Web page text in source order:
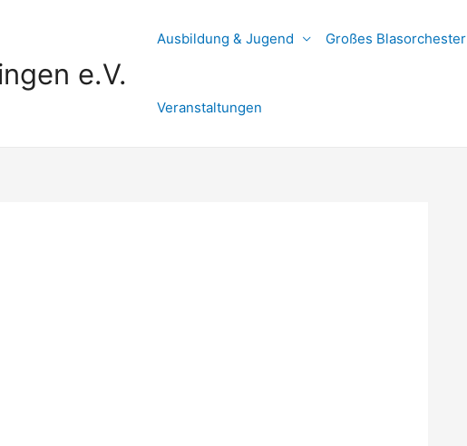
e.V.
Ausbildung & Jugend Großes Blasorchester
Veranstaltungen